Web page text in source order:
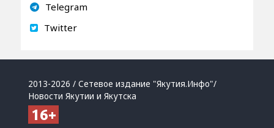
Telegram
Twitter
2013-2026 / Сетевое издание "Якутия.Инфо"/
Новости Якутии и Якутска